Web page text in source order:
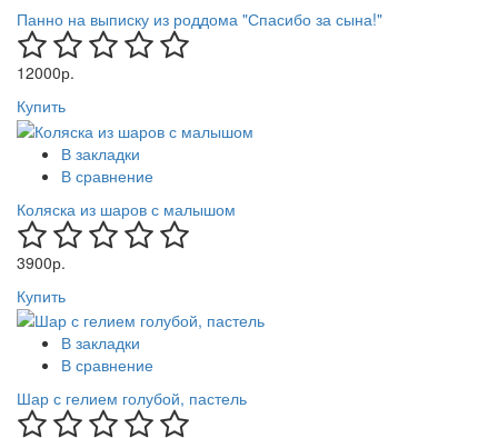
Панно на выписку из роддома "Спасибо за сына!"
12000р.
Купить
В закладки
В сравнение
Коляска из шаров с малышом
3900р.
Купить
В закладки
В сравнение
Шар с гелием голубой, пастель